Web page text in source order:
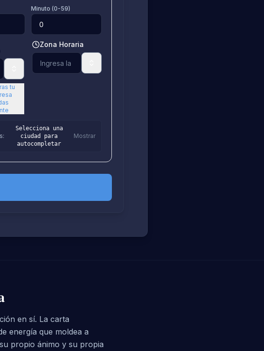
Minuto (0-59)
tu
Zona Horaria
:
Selecciona una
ciudad para
autocompletar
Mostrar
en sí. La carta
energía que moldea a
propio ánimo y su propia